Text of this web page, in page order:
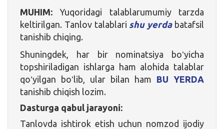
MUHIM: Yuqoridagi talablarumumiy tarzda
keltirilgan. Tanlov talablari shu yerdabatafsil
tanishib chiqing.
Shuningdek, har bir nominatsiya boʻyicha
topshiriladigan ishlarga ham alohida talablar
qoʻyilgan boʻlib, ular bilan ham BU YERDA
tanishib chiqish lozim.
Dasturga qabul jarayoni:
Tanlovda ishtirok etish uchun nomzod ijodiy